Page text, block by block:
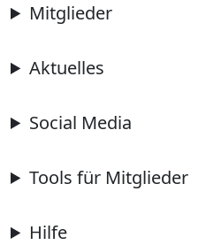
Mitglieder
Aktuelles
Social Media
Tools für Mitglieder
Hilfe